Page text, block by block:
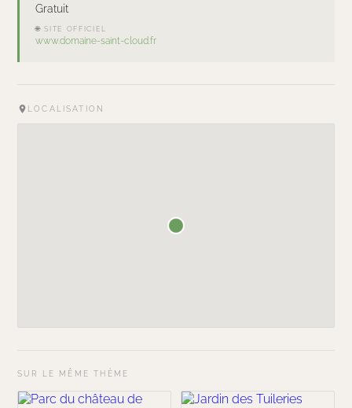
Gratuit
🌐 SITE OFFICIEL
www.domaine-saint-cloud.fr
LOCALISATION
SUR LE MÊME THÈME